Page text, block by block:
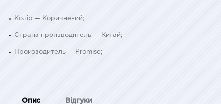
Колір — Коричневий;
Страна производитель — Китай;
Производитель — Promise;
Опис Відгуки